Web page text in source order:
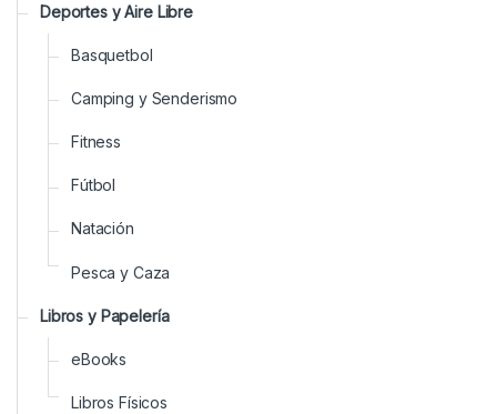
Deportes y Aire Libre
Basquetbol
Camping y Senderismo
Fitness
Fútbol
Natación
Pesca y Caza
Libros y Papelería
eBooks
Libros Físicos